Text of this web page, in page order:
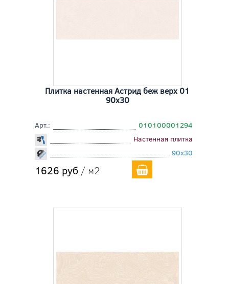
Плитка настенная Астрид беж верх 01
90x30
Арт.:
010100001294
Настенная плитка
90x30
1626 руб / м2